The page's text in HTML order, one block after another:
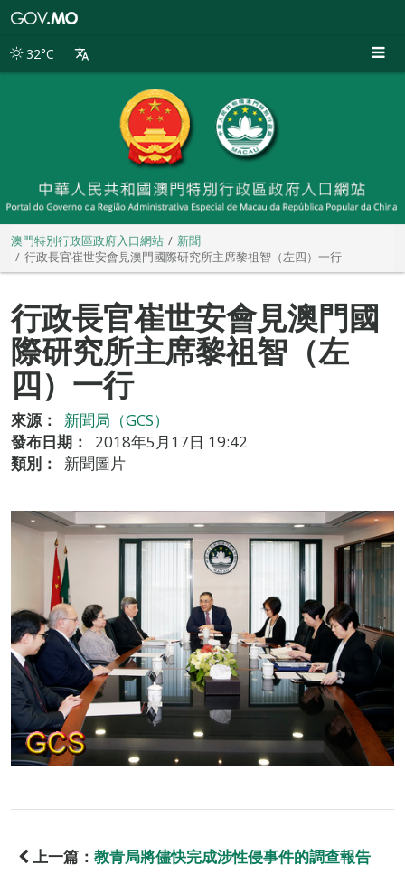
別
32°C
澳門特別行政區政府入口網站
新聞
行政長官崔世安會見澳門國際研究所主席黎祖智（左四）一行
行政長官崔世安會見澳門國
際研究所主席黎祖智（左
四）一行
來源：
新聞局（GCS）
發布日期：
2018年5月17日 19:42
類別：
新聞圖片
上一篇： 教青局將儘快完成涉性侵事件的調查報告